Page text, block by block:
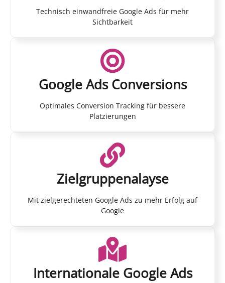
Technisch einwandfreie Google Ads für mehr
Sichtbarkeit
Google Ads Conversions
Optimales Conversion Tracking für bessere
Platzierungen
Zielgruppenalayse
Mit zielgerechteten Google Ads zu mehr Erfolg auf
Google
Internationale Google Ads